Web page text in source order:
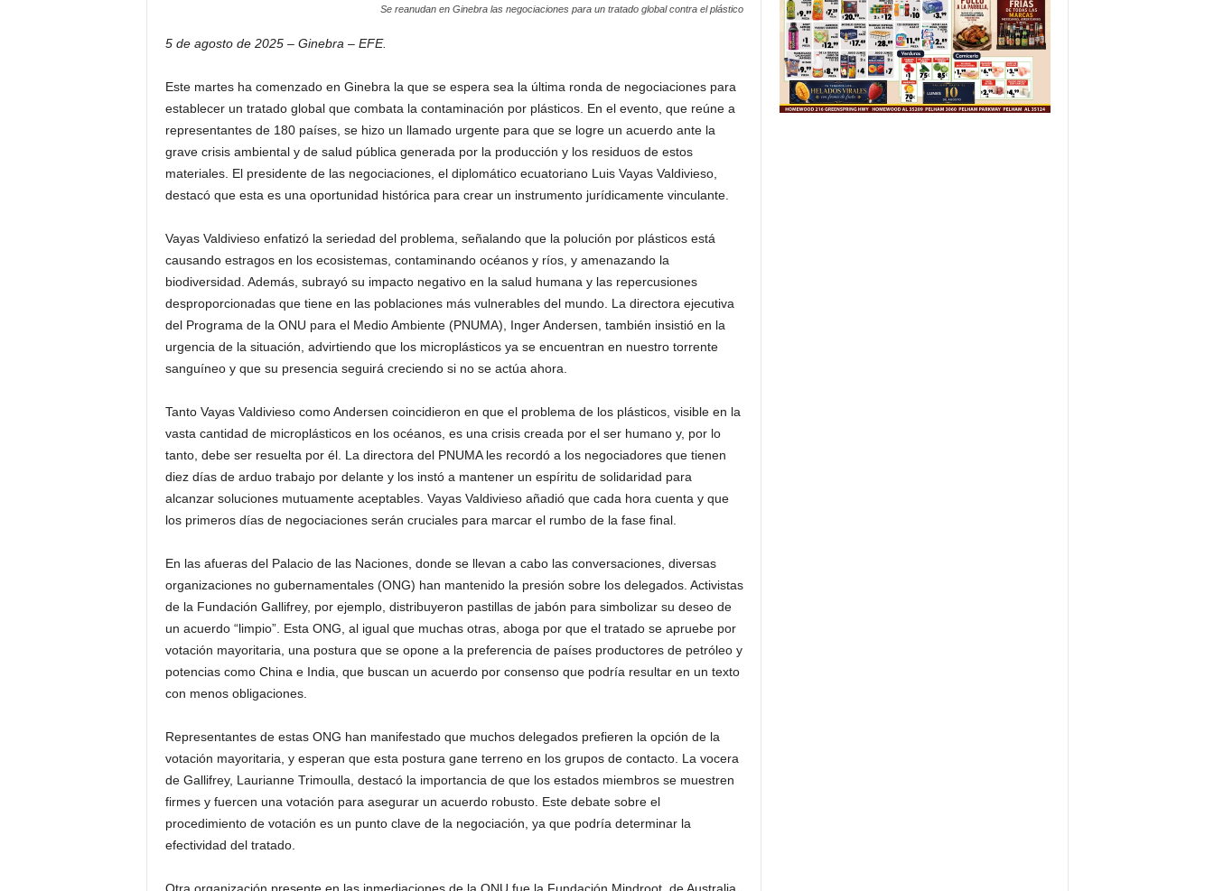
Se reanudan en Ginebra las negociaciones para un tratado global contra el plástico
5 de agosto de 2025 – Ginebra – EFE.
Este martes ha comenzado en Ginebra la que se espera sea la última ronda de negociaciones para
establecer un tratado global que combata la contaminación por plásticos. En el evento, que reúne a
representantes de 180 países, se hizo un llamado urgente para que se logre un acuerdo ante la
grave crisis ambiental y de salud pública generada por la producción y los residuos de estos
materiales. El presidente de las negociaciones, el diplomático ecuatoriano Luis Vayas Valdivieso,
destacó que esta es una oportunidad histórica para crear un instrumento jurídicamente vinculante.
Vayas Valdivieso enfatizó la seriedad del problema, señalando que la polución por plásticos está
causando estragos en los ecosistemas, contaminando océanos y ríos, y amenazando la
biodiversidad. Además, subrayó su impacto negativo en la salud humana y las repercusiones
desproporcionadas que tiene en las poblaciones más vulnerables del mundo. La directora ejecutiva
del Programa de la ONU para el Medio Ambiente (PNUMA), Inger Andersen, también insistió en la
urgencia de la situación, advirtiendo que los microplásticos ya se encuentran en nuestro torrente
sanguíneo y que su presencia seguirá creciendo si no se actúa ahora.
Tanto Vayas Valdivieso como Andersen coincidieron en que el problema de los plásticos, visible en la
vasta cantidad de microplásticos en los océanos, es una crisis creada por el ser humano y, por lo
tanto, debe ser resuelta por él. La directora del PNUMA les recordó a los negociadores que tienen
diez días de arduo trabajo por delante y los instó a mantener un espíritu de solidaridad para
alcanzar soluciones mutuamente aceptables. Vayas Valdivieso añadió que cada hora cuenta y que
los primeros días de negociaciones serán cruciales para marcar el rumbo de la fase final.
En las afueras del Palacio de las Naciones, donde se llevan a cabo las conversaciones, diversas
organizaciones no gubernamentales (ONG) han mantenido la presión sobre los delegados. Activistas
de la Fundación Gallifrey, por ejemplo, distribuyeron pastillas de jabón para simbolizar su deseo de
un acuerdo “limpio”. Esta ONG, al igual que muchas otras, aboga por que el tratado se apruebe por
votación mayoritaria, una postura que se opone a la preferencia de países productores de petróleo y
potencias como China e India, que buscan un acuerdo por consenso que podría resultar en un texto
con menos obligaciones.
Representantes de estas ONG han manifestado que muchos delegados prefieren la opción de la
votación mayoritaria, y esperan que esta postura gane terreno en los grupos de contacto. La vocera
de Gallifrey, Laurianne Trimoulla, destacó la importancia de que los estados miembros se muestren
firmes y fuercen una votación para asegurar un acuerdo robusto. Este debate sobre el
procedimiento de votación es un punto clave de la negociación, ya que podría determinar la
efectividad del tratado.